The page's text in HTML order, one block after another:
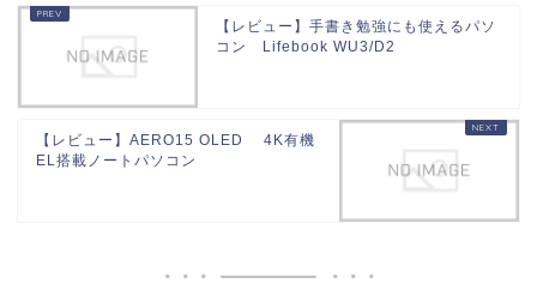
【レビュー】手書き勉強にも使えるパソ
コン Lifebook WU3/D2
【レビュー】AERO15 OLED 4K有機
EL搭載ノートパソコン